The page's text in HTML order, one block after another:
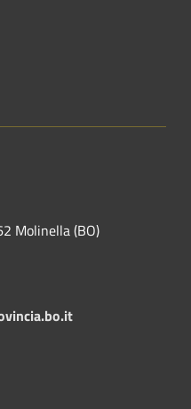
Molinella (BO)